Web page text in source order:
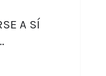
A SÍ
TIERRA